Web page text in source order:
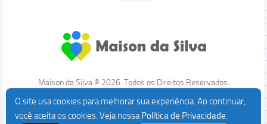
Maison da Silva © 2026. Todos os Direitos Reservados.
O site usa cookies para melhorar sua experiência. Ao continuar,
você aceita os cookies. Veja nossaPolítica de Privacidade.